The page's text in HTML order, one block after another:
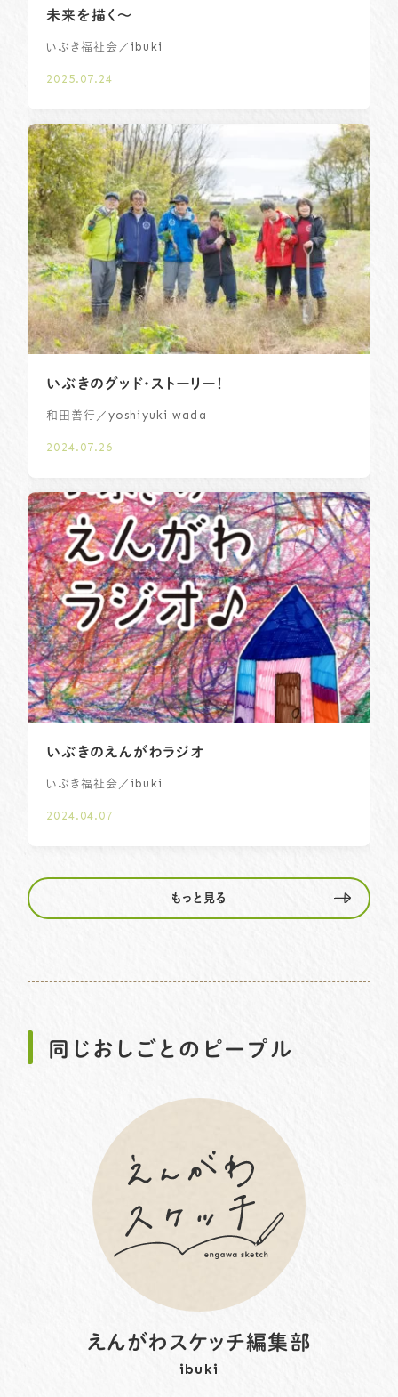
未来を描く～
いぶき福祉会 ／ibuki
2025.07.24
いぶきのグッド・ストーリー！
和田善行 ／yoshiyuki wada
2024.07.26
いぶきのえんがわラジオ
いぶき福祉会 ／ibuki
2024.04.07
もっと見る
同じおしごとのピープル
えんがわスケッチ編集部
ibuki